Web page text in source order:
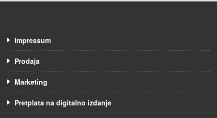
Impressum
Prodaja
Marketing
Pretplata na digitalno izdanje